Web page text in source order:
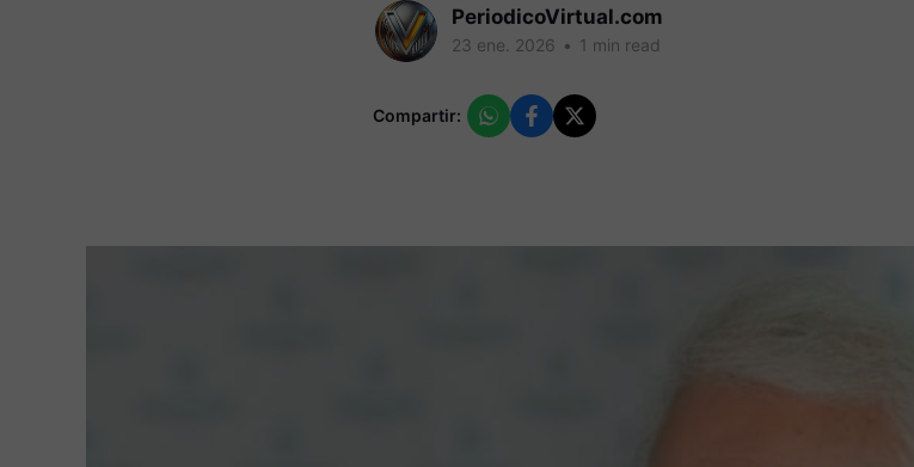
PeriodicoVirtual.com
23 ene. 2026 • 1 min read
Compartir: